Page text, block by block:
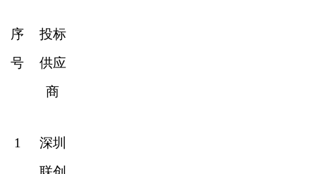
序
号
投标
供应
商
1
深圳